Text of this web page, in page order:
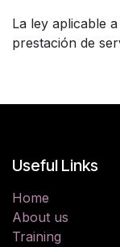
La ley aplicable
prestación de
Useful Links
Home
About us
Training